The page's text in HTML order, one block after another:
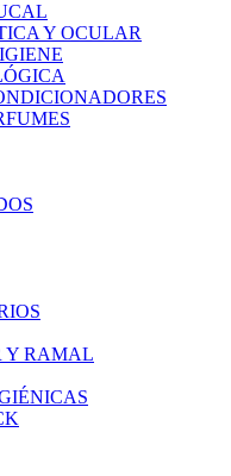
Y OCULAR
Y RAMAL